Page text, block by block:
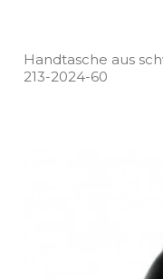
Handtasche aus
213­-2024­-60